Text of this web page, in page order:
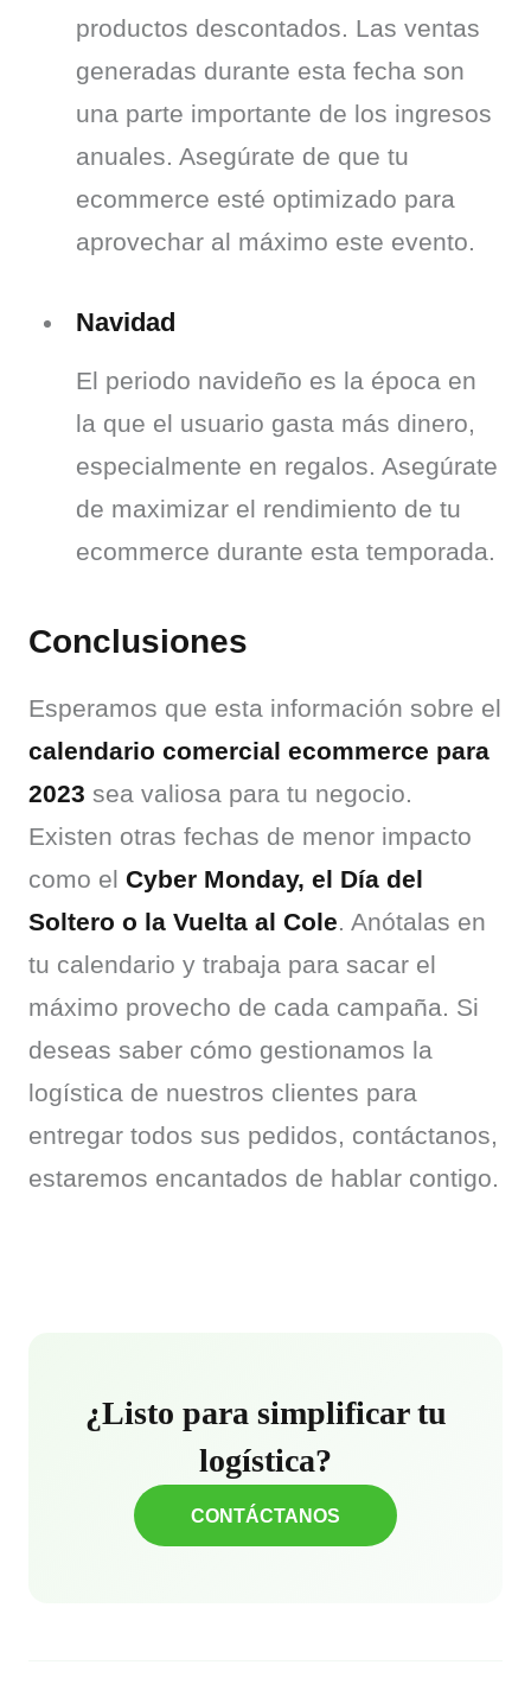
productos descontados. Las ventas
generadas durante esta fecha son
una parte importante de los ingresos
anuales. Asegúrate de que tu
ecommerce esté optimizado para
aprovechar al máximo este evento.
Navidad
El periodo navideño es la época en
la que el usuario gasta más dinero,
especialmente en regalos. Asegúrate
de maximizar el rendimiento de tu
ecommerce durante esta temporada.
Conclusiones
calendario comercial ecommerce para
2023 sea valiosa para tu negocio.
Existen otras fechas de menor impacto
como el Cyber Monday, el Día del
Soltero o la Vuelta al Cole. Anótalas en
tu calendario y trabaja para sacar el
máximo provecho de cada campaña. Si
deseas saber cómo gestionamos la
logística de nuestros clientes para
entregar todos sus pedidos, contáctanos,
estaremos encantados de hablar contigo.
¿Listo para simplificar tu
logística?
CONTÁCTANOS